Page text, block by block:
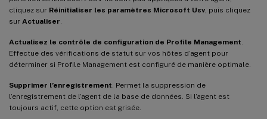
cliquez sur Réinitialiser les paramètres Microsoft Usv , puis cliquez
sur Actualiser
Actualisez le contrôle de configuration de Profile Management
Effectue des vérifications de statut sur vos hôtes d’agent pour
déterminer si Profile Management est configuré de manière optimale.
Supprimer l’enregistrement . Permet la suppression de
l’enregistrement de l’agent de la base de données. Si l’agent est
toujours actif, cette option est grisée.